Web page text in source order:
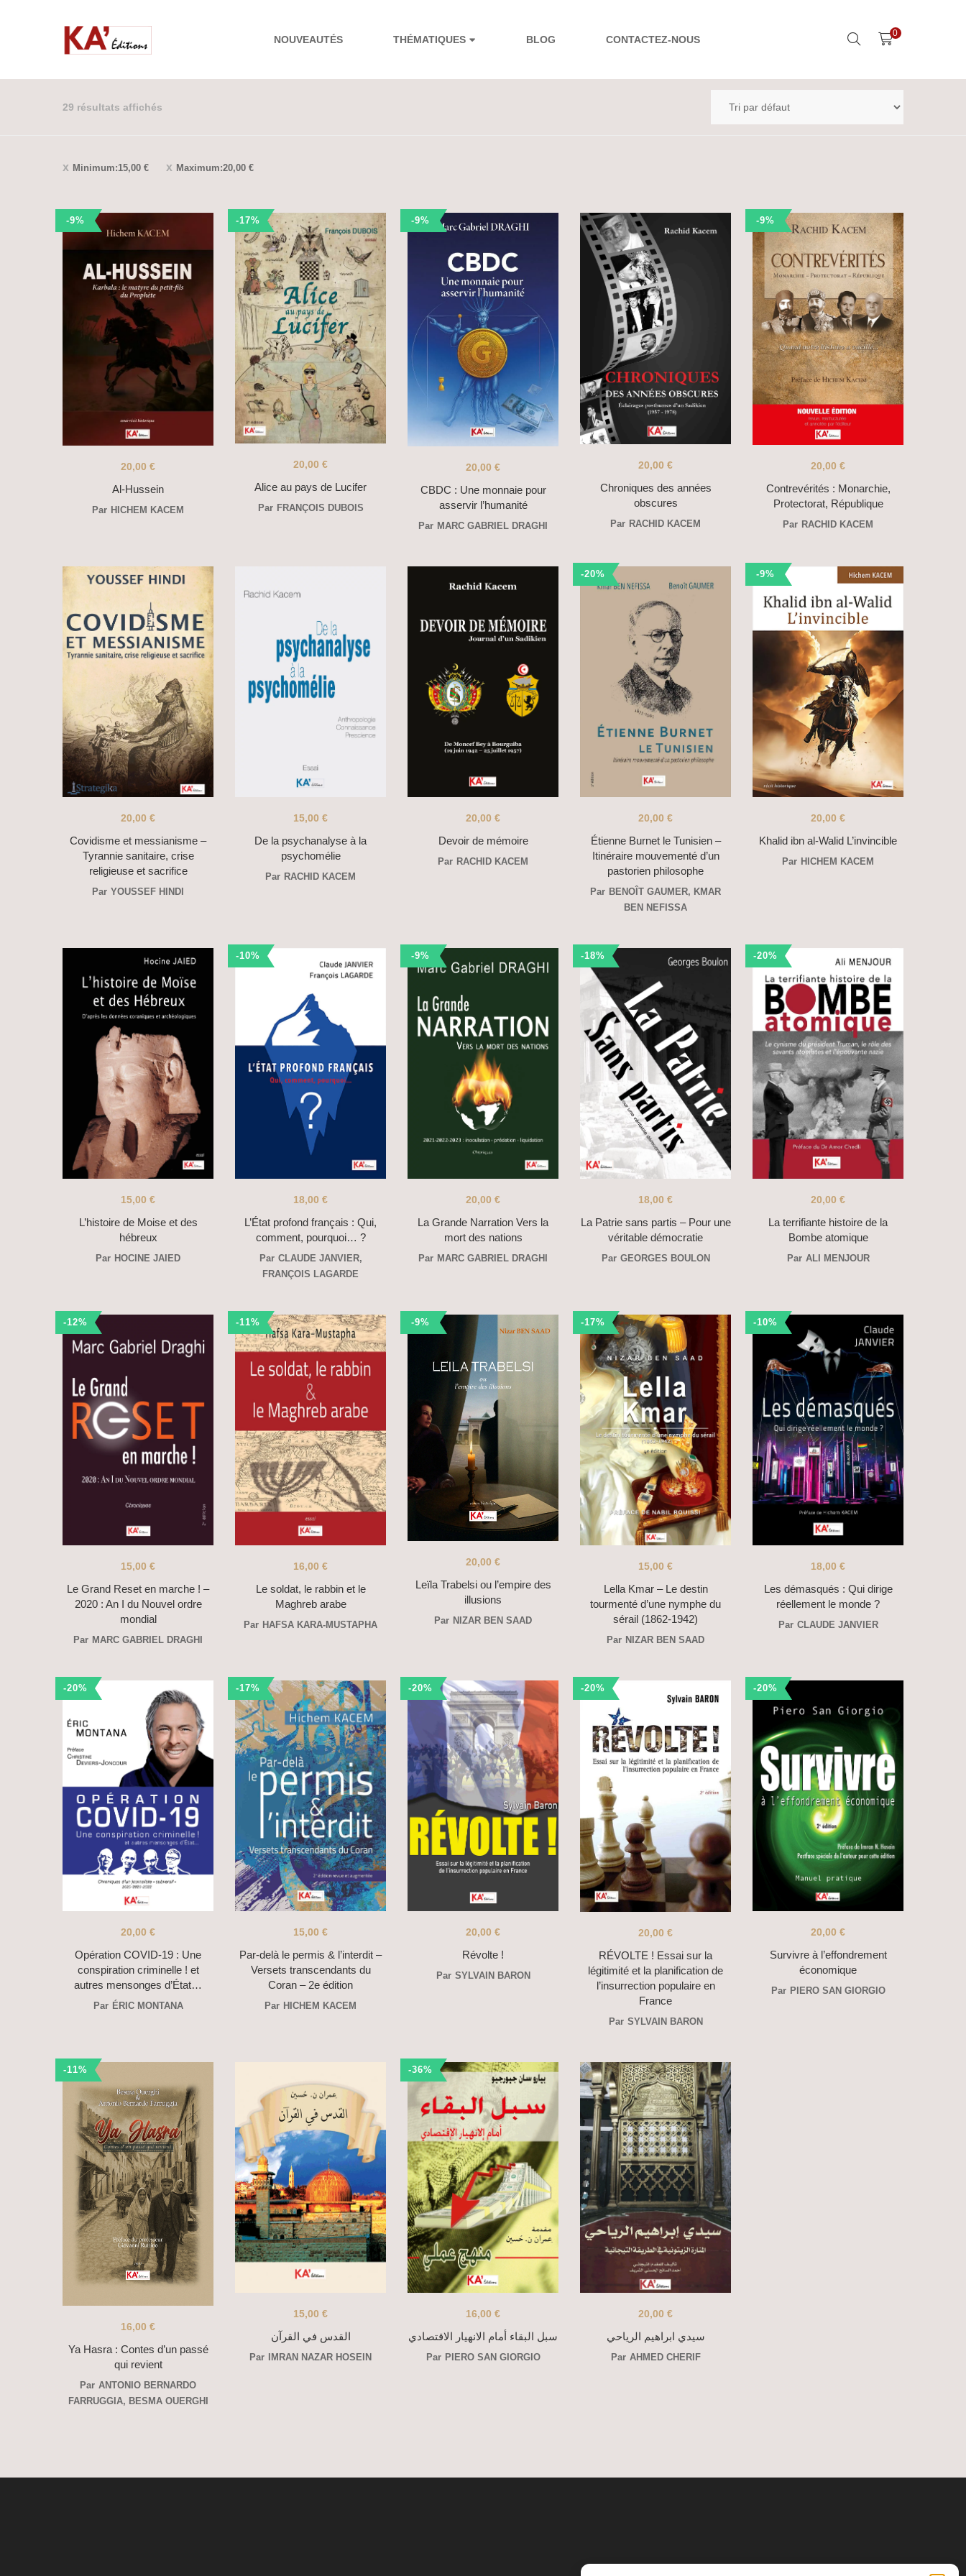
NOUVEAUTÉS THÉMATIQUES BLOG CONTACTEZ-NOUS
0
29 résultats affichés
Minimum:15,00 € Maximum:20,00 €
-9%
Al-Hussein
20,00 €
Par HICHEM KACEM
-17%
Alice au pays de Lucifer
20,00 €
Par FRANÇOIS DUBOIS
-9%
CBDC : Une monnaie pour
asservir l’humanité
20,00 €
Par MARC GABRIEL DRAGHI
Chroniques des années
obscures
20,00 €
Par RACHID KACEM
-9%
Contrevérités : Monarchie,
Protectorat, République
20,00 €
Par RACHID KACEM
Covidisme et messianisme –
Tyrannie sanitaire, crise
religieuse et sacrifice
20,00 €
Par YOUSSEF HINDI
De la psychanalyse à la
psychomélie
15,00 €
Par RACHID KACEM
Devoir de mémoire
20,00 €
Par RACHID KACEM
-20%
Étienne Burnet le Tunisien –
Itinéraire mouvementé d’un
pastorien philosophe
20,00 €
Par BENOÎT GAUMER, KMAR
BEN NEFISSA
-9%
Khalid ibn al-Walid L’invincible
20,00 €
Par HICHEM KACEM
L’histoire de Moise et des
hébreux
15,00 €
Par HOCINE JAIED
-10%
L’État profond français : Qui,
comment, pourquoi… ?
18,00 €
Par CLAUDE JANVIER,
FRANÇOIS LAGARDE
-9%
La Grande Narration Vers la
mort des nations
20,00 €
Par MARC GABRIEL DRAGHI
-18%
La Patrie sans partis – Pour une
véritable démocratie
18,00 €
Par GEORGES BOULON
-20%
La terrifiante histoire de la
Bombe atomique
20,00 €
Par ALI MENJOUR
-12%
Le Grand Reset en marche ! –
2020 : An I du Nouvel ordre
mondial
15,00 €
Par MARC GABRIEL DRAGHI
-11%
Le soldat, le rabbin et le
Maghreb arabe
16,00 €
Par HAFSA KARA-MUSTAPHA
-9%
Leïla Trabelsi ou l’empire des
illusions
20,00 €
Par NIZAR BEN SAAD
-17%
Lella Kmar – Le destin
tourmenté d’une nymphe du
sérail (1862-1942)
15,00 €
Par NIZAR BEN SAAD
-10%
Les démasqués : Qui dirige
réellement le monde ?
18,00 €
Par CLAUDE JANVIER
-20%
Opération COVID-19 : Une
conspiration criminelle ! et
autres mensonges d’État…
20,00 €
Par ÉRIC MONTANA
-17%
Par-delà le permis & l’interdit –
Versets transcendants du
Coran – 2e édition
15,00 €
Par HICHEM KACEM
-20%
Révolte !
20,00 €
Par SYLVAIN BARON
-20%
RÉVOLTE ! Essai sur la
légitimité et la planification de
l’insurrection populaire en
France
20,00 €
Par SYLVAIN BARON
-20%
Survivre à l’effondrement
économique
20,00 €
Par PIERO SAN GIORGIO
-11%
Ya Hasra : Contes d’un passé
qui revient
16,00 €
Par ANTONIO BERNARDO
FARRUGGIA, BESMA OUERGHI
القدس في القرآن
15,00 €
Par IMRAN NAZAR HOSEIN
-36%
سبل البقاء أمام الانهيار الاقتصادي
16,00 €
Par PIERO SAN GIORGIO
سيدي ابراهيم الرياحي
20,00 €
Par AHMED CHERIF